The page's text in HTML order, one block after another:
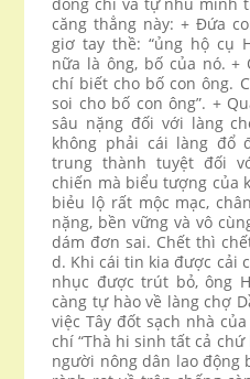
căng thẳng này: + Đứa
giơ tay thề: “ủng hộ cụ
nữa là ông, bố của nó. +
chí biết cho bố con ông.
soi cho bố con ông”. +
sâu nặng đối với làng
không phải cái làng đổ
trung thành tuyệt đối
chiến mà biểu tượng của
biẻu lộ rất mộc mạc,
nặng, bền vững và vô
dám đơn sai. Chết thì
d. Khi cái tin kia được cải
nhục được trút bỏ, ông
càng tự hào về làng chợ
việc Tây đốt sạch nhà
chí “Thà hi sinh tất cả
người nông dân lao động